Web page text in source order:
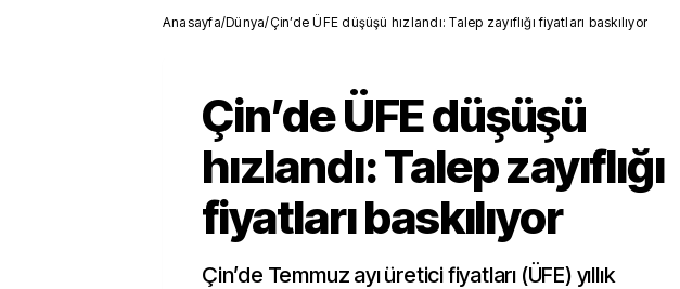
Anasayfa/Dünya/Çin’de ÜFE düşüşü hızlandı: Talep zayıflığı fiyatları baskılıyor
Çin’de ÜFE düşüşü
hızlandı: Talep zayıflığı
fiyatları baskılıyor
Çin’de Temmuz ayı üretici fiyatları (ÜFE) yıllık